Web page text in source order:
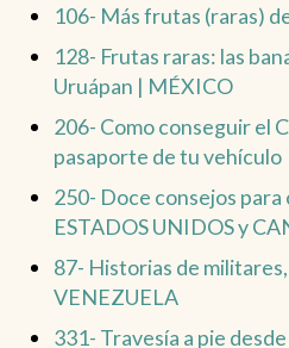
106- Más frutas (raras)
128- Frutas raras: las
Uruápan | MÉXICO
206- Como conseguir el
pasaporte de tu vehículo
250- Doce consejos
ESTADOS UNIDOS y
87- Historias de
VENEZUELA
331- Travesía a pie